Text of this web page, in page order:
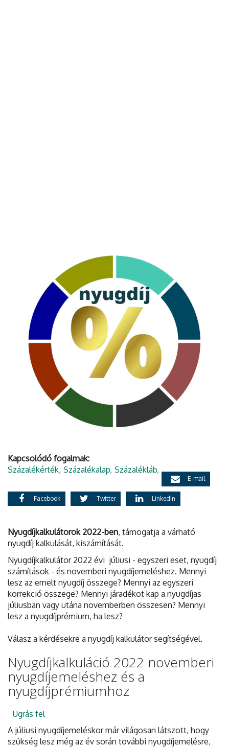
Kapcsolódó fogalmak:
Százalékérték Százalékalap Százalékláb
E-mail
Facebook Twitter LinkedIn
Nyugdíjkalkulátorok 2022-ben, támogatja a várható
nyugdíj kalkulását, kiszámítását.
Nyugdíjkalkulátor 2022 évi júliusi - egyszeri eset, nyugdíj
számítások - és novemberi nyugdíjemeléshez. Mennyi
lesz az emelt nyugdíj összege? Mennyi az egyszeri
korrekció összege? Mennyi járadékot kap a nyugdíjas
júliusban vagy utána novemberben összesen? Mennyi
lesz a nyugdíjprémium, ha lesz?
Válasz a kérdésekre a nyugdíj kalkulátor segítségével.
Nyugdíjkalkuláció 2022 novemberi
nyugdíjemeléshez és a
nyugdíjprémiumhoz
Ugrás fel
A júliusi nyugdíjemeléskor már világosan látszott, hogy
szükség lesz még az év során további nyugdíjemelésre,